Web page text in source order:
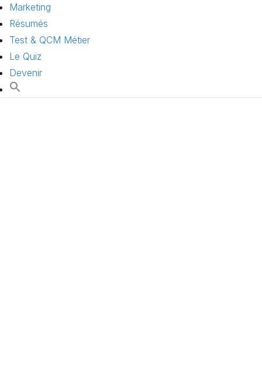
Marketing
Résumés
Test & QCM Métier
Le Quiz
Devenir